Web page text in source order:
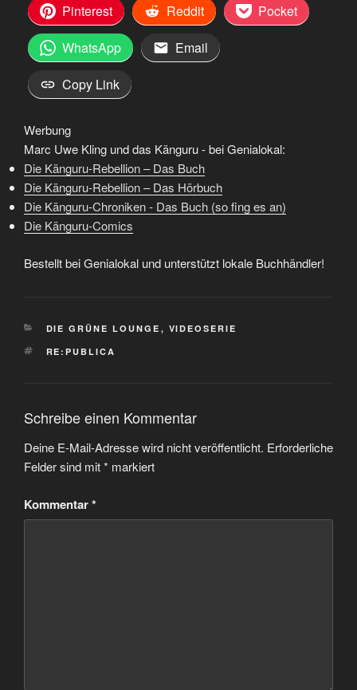
Pinterest
Reddit
Pocket
WhatsApp
Email
Copy Link
Werbung
Marc Uwe Kling und das Känguru - bei Genialokal:
Die Känguru-Rebellion – Das Buch
Die Känguru-Rebellion – Das Hörbuch
Die Känguru-Chroniken - Das Buch (so fing es an)
Die Känguru-Comics
Bestellt bei Genialokal und unterstützt lokale Buchhändler!
KATEGORIEN
DIE GRÜNE LOUNGE , VIDEOSERIE
SCHLAGWÖRTER
RE:PUBLICA
Schreibe einen Kommentar
Deine E-Mail-Adresse wird nicht veröffentlicht. Erforderliche
Felder sind mit* markiert
Kommentar*